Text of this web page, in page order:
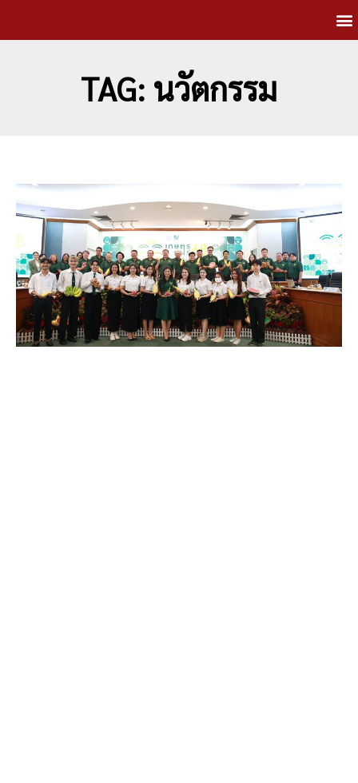
TAG: นวัตกรรม